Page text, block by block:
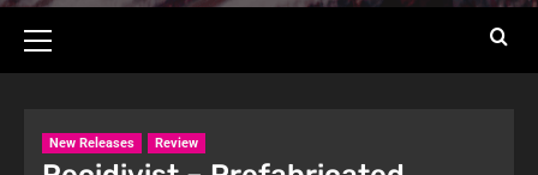
New Releases Review